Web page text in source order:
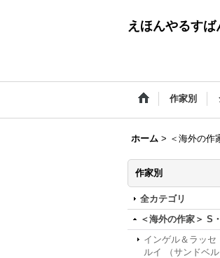
えほんやるす
作家別
ホーム > ＜海外の作
作家別
全カテゴリ
＜海外の作家＞ S
インゲル＆ラッセ
ルイ （サンドベ